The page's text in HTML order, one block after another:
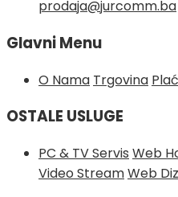
prodaja@jurcomm.ba
Glavni Menu
O Nama Trgovina
OSTALE USLUGE
PC & TV Servis Web
Video StreamWeb